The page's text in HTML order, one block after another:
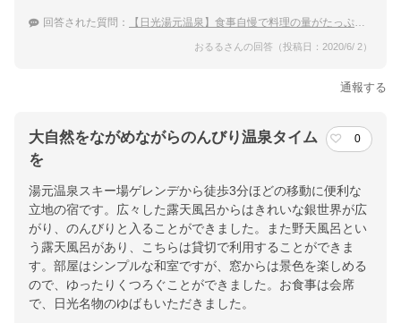
回答された質問： 【日光湯元温泉】食事自慢で料理の量がたっぷりある素敵な温泉宿を教えて下さい。
おるるさんの回答（投稿日：2020/6/ 2）
通報する
大自然をながめながらのんびり温泉タイム
を
0
湯元温泉スキー場ゲレンデから徒歩3分ほどの移動に便利な
立地の宿です。広々した露天風呂からはきれいな銀世界が広
がり、のんびりと入ることができました。また野天風呂とい
う露天風呂があり、こちらは貸切で利用することができま
す。部屋はシンプルな和室ですが、窓からは景色を楽しめる
ので、ゆったりくつろぐことができました。お食事は会席
で、日光名物のゆばもいただきました。